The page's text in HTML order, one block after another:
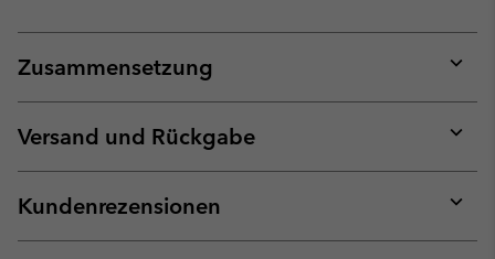
Zusammensetzung
or
Versand und Rückgabe
or
Kundenrezensionen
or